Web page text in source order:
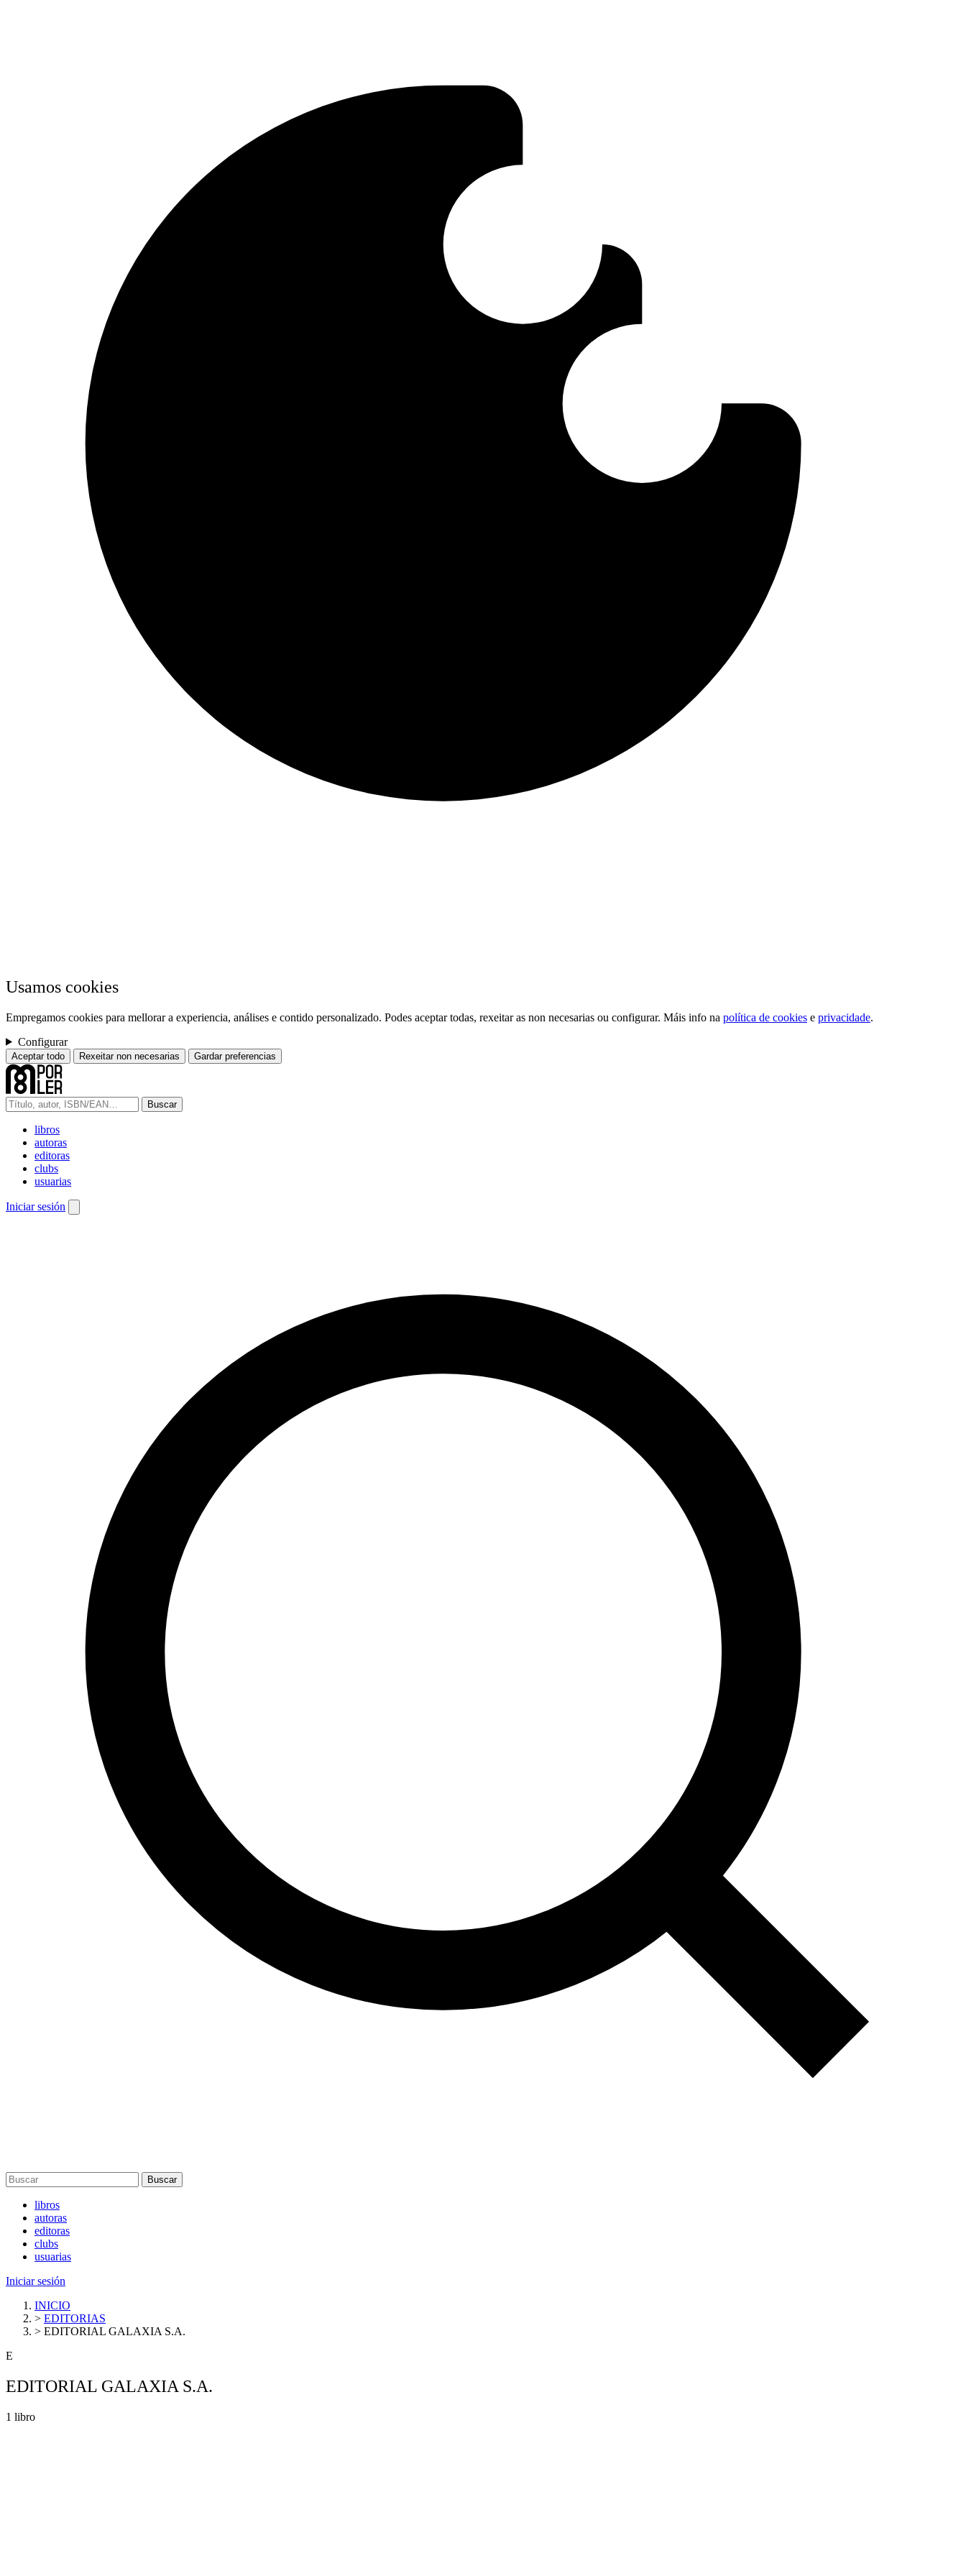
Usamos cookies
Empregamos cookies para mellorar a experiencia, análises e contido personalizado. Podes aceptar todas, rexeitar as non necesarias ou configurar. Máis info na política de cookies e privacidade.
Configurar
Aceptar todo Rexeitar non necesarias Gardar preferencias
Buscar
libros
autoras
editoras
clubs
usuarias
Iniciar sesión
Buscar
libros
autoras
editoras
clubs
usuarias
Iniciar sesión
INICIO
> EDITORIAS
> EDITORIAL GALAXIA S.A.
E
EDITORIAL GALAXIA S.A.
1 libro